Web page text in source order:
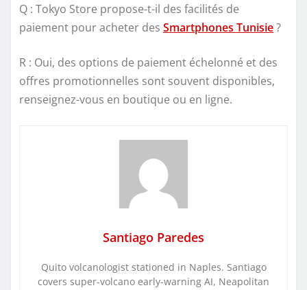
Q : Tokyo Store propose-t-il des facilités de
paiement pour acheter des Smartphones Tunisie?
R : Oui, des options de paiement échelonné et des
offres promotionnelles sont souvent disponibles,
renseignez-vous en boutique ou en ligne.
Santiago Paredes
Quito volcanologist stationed in Naples. Santiago
covers super-volcano early-warning AI, Neapolitan